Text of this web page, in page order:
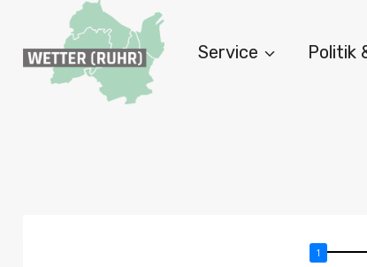
springen
Service Politik